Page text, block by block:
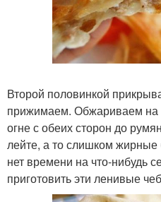
Второй половинкой
прижимаем. Обжариваем на
огне с обеих сторон до
лейте, а то слишком жирные
нет времени на что-нибудь
приготовить эти ленивые